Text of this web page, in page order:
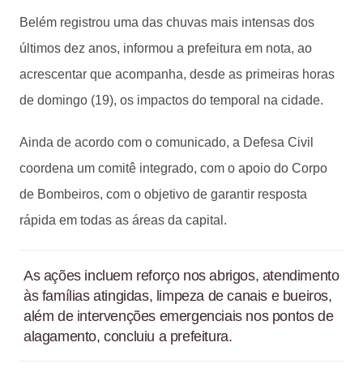
Belém registrou uma das chuvas mais intensas dos
últimos dez anos, informou a prefeitura em nota, ao
acrescentar que acompanha, desde as primeiras horas
de domingo (19), os impactos do temporal na cidade.
Ainda de acordo com o comunicado, a Defesa Civil
coordena um comitê integrado, com o apoio do Corpo
de Bombeiros, com o objetivo de garantir resposta
rápida em todas as áreas da capital.
As ações incluem reforço nos abrigos, atendimento
às famílias atingidas, limpeza de canais e bueiros,
além de intervenções emergenciais nos pontos de
alagamento, concluiu a prefeitura.